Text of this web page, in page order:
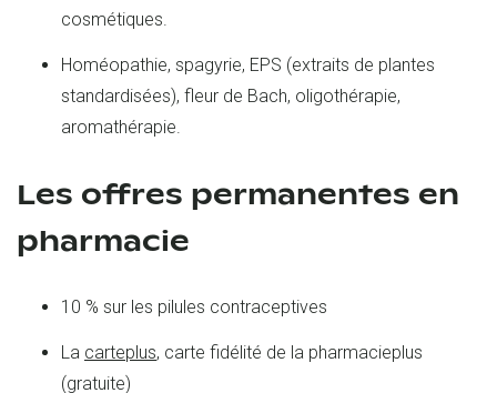
cosmétiques.
Homéopathie, spagyrie, EPS (extraits de plantes
standardisées), fleur de Bach, oligothérapie,
aromathérapie.
Les offres permanentes en
pharmacie
10 % sur les pilules contraceptives
La carteplus, carte fidélité de la pharmacieplus
(gratuite)